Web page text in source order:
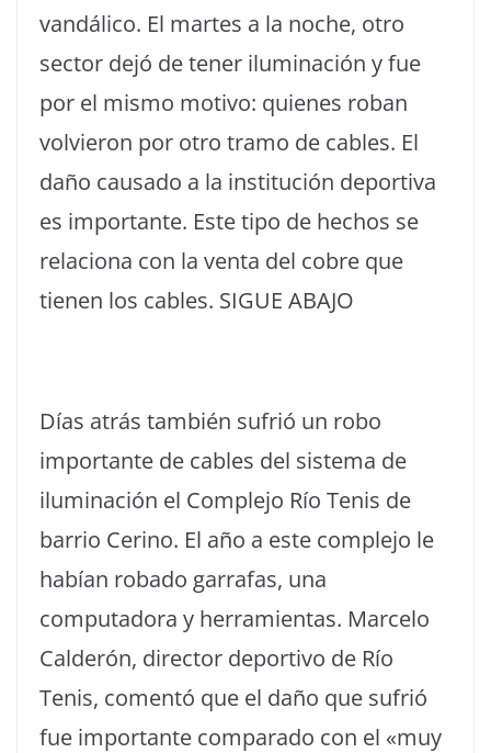
vandálico. El martes a la noche, otro
sector dejó de tener iluminación y fue
por el mismo motivo: quienes roban
volvieron por otro tramo de cables. El
daño causado a la institución deportiva
es importante. Este tipo de hechos se
relaciona con la venta del cobre que
tienen los cables. SIGUE ABAJO
Días atrás también sufrió un robo
importante de cables del sistema de
iluminación el Complejo Río Tenis de
barrio Cerino. El año a este complejo le
habían robado garrafas, una
computadora y herramientas. Marcelo
Calderón, director deportivo de Río
Tenis, comentó que el daño que sufrió
fue importante comparado con el «muy